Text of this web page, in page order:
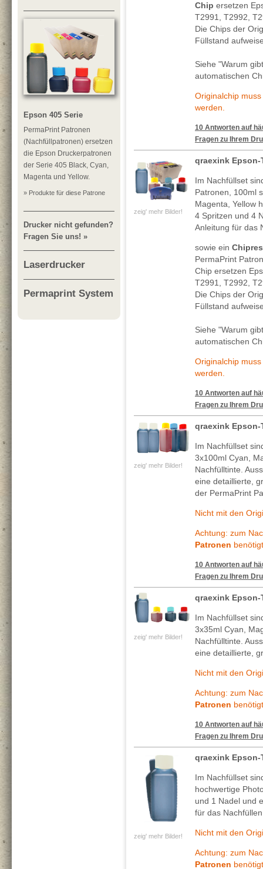
Epson 405 Serie
PermaPrint Patronen
(Nachfüllpatronen) ersetzen
die Epson Druckerpatronen
der Serie 405 Black, Cyan,
Magenta und Yellow.
» Produkte für diese Patrone
Drucker nicht gefunden?
Fragen Sie uns! »
Laserdrucker
Permaprint System
Chip ersetzen
T2991, T2992,
Die Chips der
Füllstand
Siehe "Warum
automatischen
Originalchip
werden.
10 Antworten auf
Fragen zu Ihrem
zeig' mehr Bilder!
qraexink Epson-
Im Nachfüllset
Patronen, 100ml
Magenta, Yellow
4 Spritzen und 4
Anleitung für das
sowie ein
PermaPrint
Chip ersetzen
T2991, T2992,
Die Chips der
Füllstand
Siehe "Warum
automatischen
Originalchip
werden.
10 Antworten auf
Fragen zu Ihrem
zeig' mehr Bilder!
qraexink Epson-
Im Nachfüllset
3x100ml Cyan,
Nachfülltinte.
eine detaillierte,
der PermaPrint
Nicht mit den
Achtung: zum
Patronen
10 Antworten auf
Fragen zu Ihrem
zeig' mehr Bilder!
qraexink Epson-
Im Nachfüllset
3x35ml Cyan,
Nachfülltinte.
eine detaillierte,
Nicht mit den
Achtung: zum
Patronen
10 Antworten auf
Fragen zu Ihrem
zeig' mehr Bilder!
qraexink Epson-
Im Nachfüllset
hochwertige
und 1 Nadel und
für das
Nicht mit den
Achtung: zum
Patronen